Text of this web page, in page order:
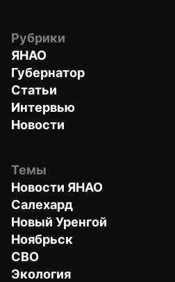
Рубрики
ЯНАО
Губернатор
Статьи
Интервью
Новости
Темы
Новости ЯНАО
Салехард
Новый Уренгой
Ноябрьск
СВО
Экология